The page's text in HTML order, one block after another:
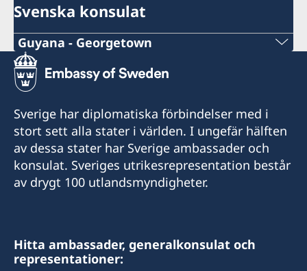
Svenska konsulat
Guyana - Georgetown
Telefonnummer konsulat
+592-226-5495
Emailadress konsulat
mhussain@banksdih.com
Sveriges konsulat
Guyana
Sverige har diplomatiska förbindelser med i
stort sett alla stater i världen. I ungefär hälften
av dessa stater har Sverige ambassader och
konsulat. Sveriges utrikesrepresentation består
av drygt 100 utlandsmyndigheter.
Hitta ambassader, generalkonsulat och
representationer: